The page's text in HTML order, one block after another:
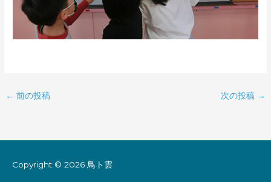
← 前の投稿 次の投稿 →
Copyright © 2026 鳥ト雲